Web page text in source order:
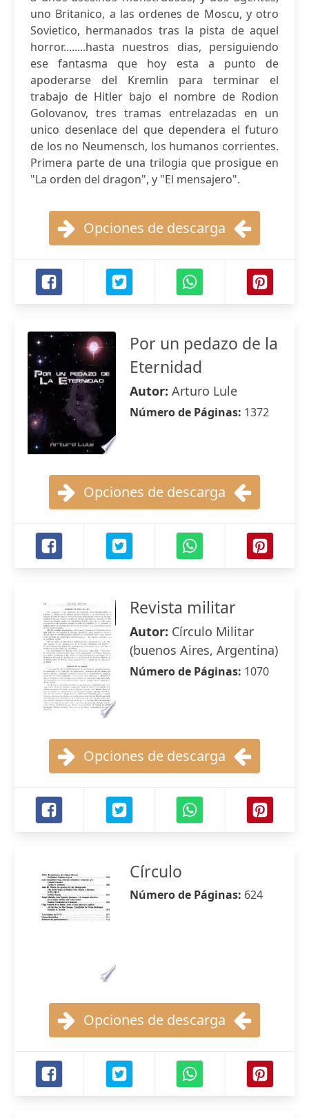
uno Britanico, a las ordenes de Moscu, y otro
Sovietico, hermanados tras la pista de aquel
horror........hasta nuestros dias, persiguiendo
ese fantasma que hoy esta a punto de
apoderarse del Kremlin para terminar el
trabajo de Hitler bajo el nombre de Rodion
Golovanov, tres tramas entrelazadas en un
unico desenlace del que dependera el futuro
de los no Neumensch, los humanos corrientes.
Primera parte de una trilogia que prosigue en
"La orden del dragon", y "El mensajero".
Opciones de descarga
Por un pedazo de la
Eternidad
Autor: Arturo Lule
Número de Páginas: 1372
Opciones de descarga
Revista militar
Autor: Círculo Militar
(buenos Aires, Argentina)
Número de Páginas: 1070
Opciones de descarga
Círculo
Número de Páginas: 624
Opciones de descarga